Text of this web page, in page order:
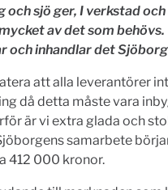
och sjö ger, I verkstad
av det som
och inhandlar det
att alla leverantörer
då detta måste vara
är vi extra glada och
samarbete
412 000 kronor.